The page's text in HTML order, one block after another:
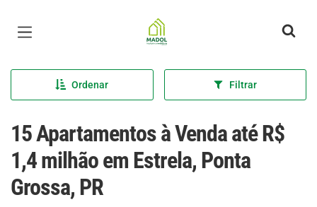
Página inicial
Ordenar Filtrar
15 Apartamentos à Venda até R$
1,4 milhão em Estrela, Ponta
Grossa, PR